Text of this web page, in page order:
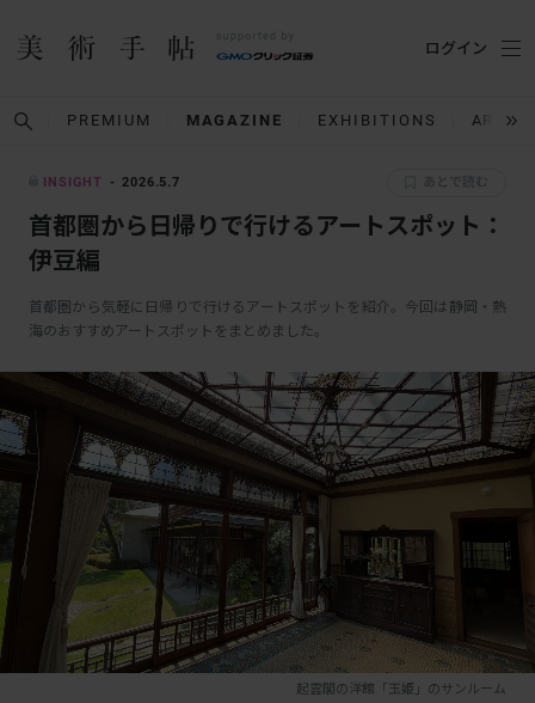
PREMIUM MAGAZINE EXHIBITIONS
ログイン
INSIGHT 2026.5.7
首都圏から日帰りで行けるアートスポット：
伊豆編
首都圏から気軽に日帰りで行けるアートスポットを紹介。今回は静岡・熱
海のおすすめアートスポットをまとめました。
起雲閣の洋館「玉姫」のサンルーム